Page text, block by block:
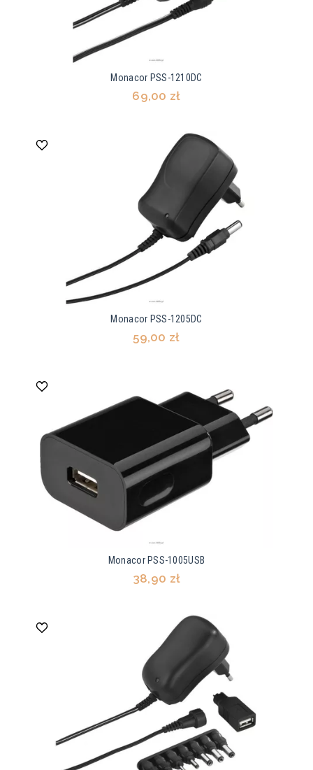
Monacor PSS-1210DC
69,00 zł
Monacor PSS-1205DC
59,00 zł
Monacor PSS-1005USB
38,90 zł